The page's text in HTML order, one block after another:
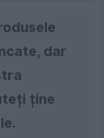
dar
ține